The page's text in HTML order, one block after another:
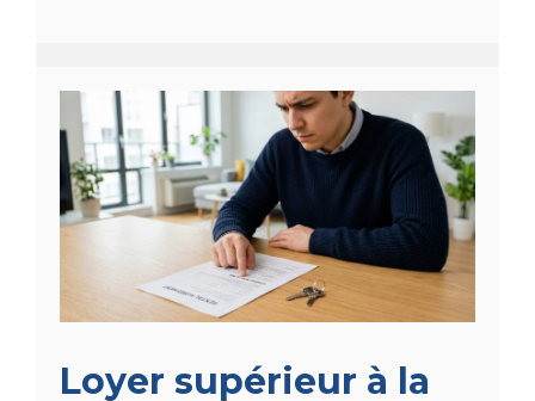
Loyer supérieur à la